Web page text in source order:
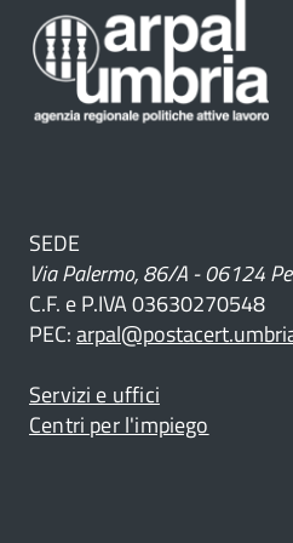
SEDE
Via Palermo, 86/A - 06124
C.F. e P.IVA 03630270548
PEC:
Servizi e uffici
Centri per l'impiego